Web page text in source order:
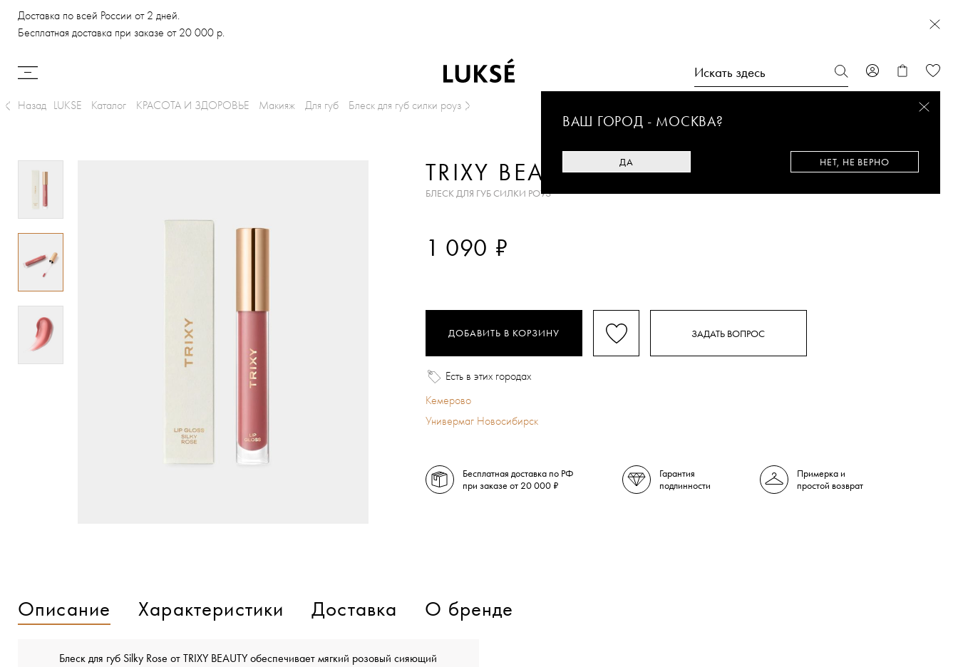
Доставка по всей России от 2 дней.
Бесплатная доставка при заказе от 20 000 р.
ВАШ ГОРОД - МОСКВА?
ДА НЕТ, НЕ ВЕРНО
Назад LUKSE Каталог КРАСОТА И ЗДОРОВЬЕ Макияж Для губ Блеск для губ силки роуз
TRIXY BEAUTY
БЛЕСК ДЛЯ ГУБ СИЛКИ РОУЗ
1 090 ₽
ДОБАВИТЬ В КОРЗИНУ ЗАДАТЬ ВОПРОС
Есть в этих городах
Кемерово
Универмаг Новосибирск
Бесплатная доставка по РФ
при заказе от 20 000 ₽
Гарантия
подлинности
Примерка и
простой возврат
Описание Характеристики Доставка О бренде
Блеск для губ Silky Rose от TRIXY BEAUTY обеспечивает мягкий розовый сияющий